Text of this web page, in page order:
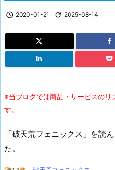
 2020-01-21  2025-08-14
※当ブログでは商品・サービスのリ
す。
「破天荒フェニックス」を読
た。